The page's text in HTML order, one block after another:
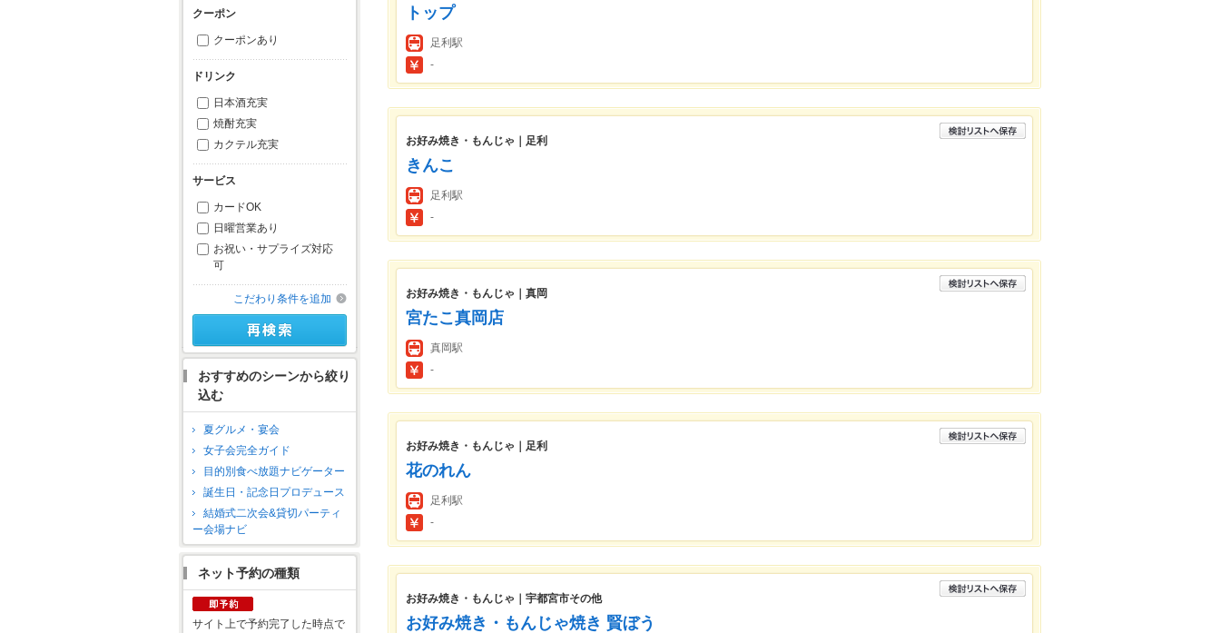
クーポン
クーポンあり
ドリンク
日本酒充実
焼酎充実
カクテル充実
サービス
カードOK
日曜営業あり
お祝い・サプライズ対応
可
こだわり条件を追加
おすすめのシーンから絞り
込む
夏グルメ・宴会
女子会完全ガイド
目的別食べ放題ナビゲーター
誕生日・記念日プロデュース
結婚式二次会&貸切パーティ
ー会場ナビ
ネット予約の種類
サイト上で予約完了した時点で
トップ
足利駅
-
お好み焼き・もんじゃ｜足利
きんこ
足利駅
-
お好み焼き・もんじゃ｜真岡
宮たこ真岡店
真岡駅
-
お好み焼き・もんじゃ｜足利
花のれん
足利駅
-
お好み焼き・もんじゃ｜宇都宮市その他
お好み焼き・もんじゃ焼き 賢ぼう